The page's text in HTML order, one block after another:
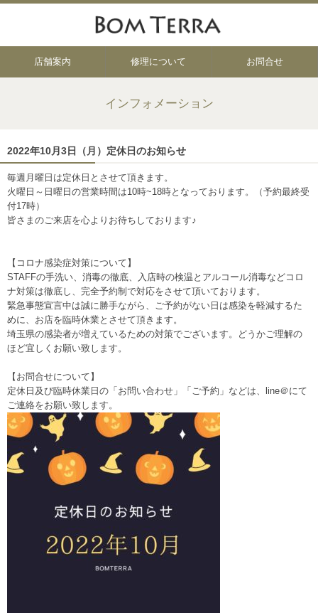
店舗案内 修理について お問合せ
インフォメーション
2022年10月3日（月）定休日のお知らせ
毎週月曜日は定休日とさせて頂きます。
火曜日～日曜日の営業時間は10時~18時となっております。（予約最終受
付17時）
皆さまのご来店を心よりお待ちしております♪
【コロナ感染症対策について】
STAFFの手洗い、消毒の徹底、入店時の検温とアルコール消毒などコロ
ナ対策は徹底し、完全予約制で対応をさせて頂いております。
緊急事態宣言中は誠に勝手ながら、ご予約がない日は感染を軽減するた
めに、お店を臨時休業とさせて頂きます。
埼玉県の感染者が増えているための対策でございます。どうかご理解の
ほど宜しくお願い致します。
【お問合せについて】
定休日及び臨時休業日の「お問い合わせ」「ご予約」などは、line＠にて
ご連絡をお願い致します。